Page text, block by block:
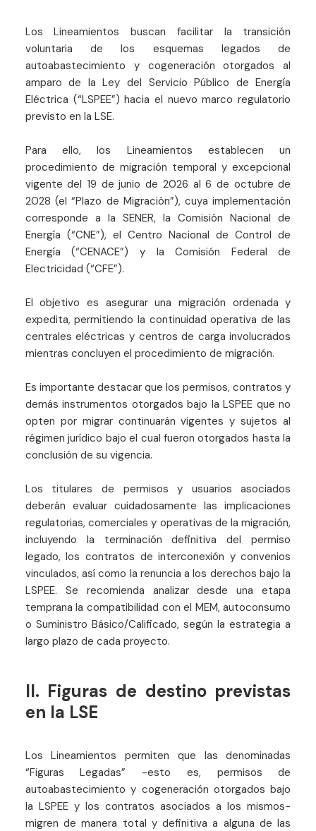
Los Lineamientos buscan facilitar la transición
voluntaria de los esquemas legados de
autoabastecimiento y cogeneración otorgados al
amparo de la Ley del Servicio Público de Energía
Eléctrica (“LSPEE”) hacia el nuevo marco regulatorio
previsto en la LSE.
Para ello, los Lineamientos establecen un
procedimiento de migración temporal y excepcional
vigente del 19 de junio de 2026 al 6 de octubre de
2028 (el “Plazo de Migración”), cuya implementación
corresponde a la SENER, la Comisión Nacional de
Energía (“CNE”), el Centro Nacional de Control de
Energía (“CENACE”) y la Comisión Federal de
Electricidad (“CFE”).
El objetivo es asegurar una migración ordenada y
expedita, permitiendo la continuidad operativa de las
centrales eléctricas y centros de carga involucrados
mientras concluyen el procedimiento de migración.
Es importante destacar que los permisos, contratos y
demás instrumentos otorgados bajo la LSPEE que no
opten por migrar continuarán vigentes y sujetos al
régimen jurídico bajo el cual fueron otorgados hasta la
conclusión de su vigencia.
Los titulares de permisos y usuarios asociados
deberán evaluar cuidadosamente las implicaciones
regulatorias, comerciales y operativas de la migración,
incluyendo la terminación definitiva del permiso
legado, los contratos de interconexión y convenios
vinculados, así como la renuncia a los derechos bajo la
LSPEE. Se recomienda analizar desde una etapa
temprana la compatibilidad con el MEM, autoconsumo
o Suministro Básico/Calificado, según la estrategia a
largo plazo de cada proyecto.
II. Figuras de destino previstas
en la LSE
Los Lineamientos permiten que las denominadas
“Figuras Legadas” -esto es, permisos de
autoabastecimiento y cogeneración otorgados bajo
la LSPEE y los contratos asociados a los mismos-
migren de manera total y definitiva a alguna de las